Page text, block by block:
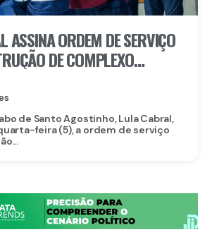
ASSINA ORDEM DE SERVIÇO
DE COMPLEXO
EM SERRARIA
de Santo Agostinho, Lula Cabral,
feira (5), a ordem de serviço